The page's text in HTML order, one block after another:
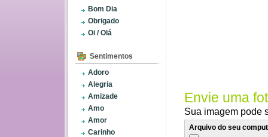
Bom Dia
Obrigado
Oi / Olá
Sentimentos
Adoro
Alegria
Amizade
Amo
Amor
Carinho
Envie uma
Sua imagem pode
Arquivo do seu